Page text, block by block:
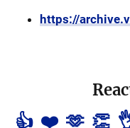
https://
👍 ❤️ 🫶 👏